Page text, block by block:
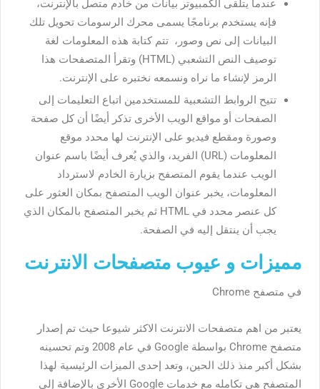
عندما يتلقى الكمبيوتر بيانات من خادم متصل بالإنترنت،
فإنه يستخدم برنامجًا يسمى محرك الرسومات تحويل تلك
البيانات إلى نص وصور، تتم كتابة هذه المعلومات لغة
توصيف النص التشعبي (HTML) وتقرأ المتصفحات هذا
الرمز لإنشاء ما نراه ونسمعه نختبره على الإنترنت.
تتيح الروابط التشعبية للمستخدمين اتباع التعليمات إلى
الصفحات أو مواقع الويب الأخرى تذكر أيضًا أن كل صفحة
وصورة ومقطع فيديو على الإنترنت لها محدد موقع
المعلومات (URL) الفريد، والذي يُعرف أيضًا باسم عنوان
الويب عندما يقوم المتصفح بزيارة الخادم لاسترداد
المعلومات، يخبر عنوان الويب المتصفح بمكان العثور على
كل عنصر محدد في HTML ثم يخبر المتصفح بالمكان الذي
يجب أن ينتقل إليه في الصفحة.
مميزات و عيوب متصفحات الانترنت
في متصفح Chrome
يعتبر من اهم متصفحات الانترنت الاكثر شيوعا حيث تم إصدار
متصفح Chrome بواسطة Google في عام 2008 وتم تحسينه
بشكل أكبر منذ ذلك الحين، وتعد إحدى الميزات الرئيسية لهذا
المتصفح هي تكامله مع خدمات Google الأخرى بالإضافة إلى